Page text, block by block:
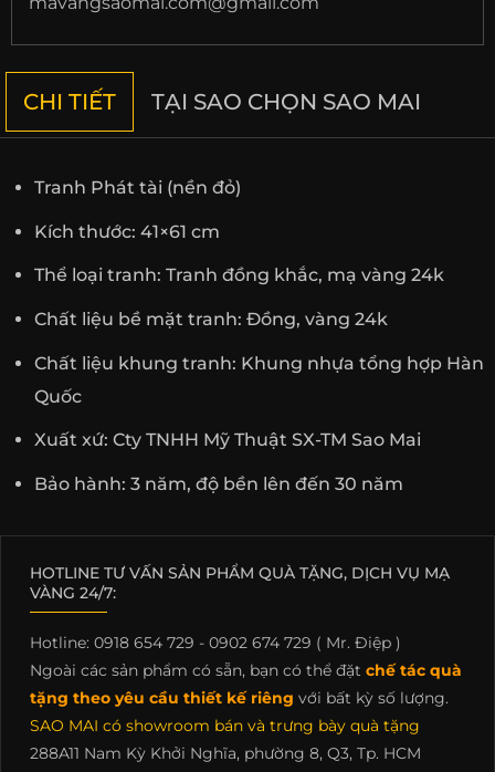
CHI TIẾT TẠI SAO CHỌN SAO MAI
Tranh Phát tài (nền đỏ)
Kích thước: 41×61 cm
Thể loại tranh: Tranh đồng khắc, mạ vàng 24k
Chất liệu bề mặt tranh: Đồng, vàng 24k
Chất liệu khung tranh: Khung nhựa tổng hợp Hàn
Quốc
Xuất xứ: Cty TNHH Mỹ Thuật SX-TM Sao Mai
Bảo hành: 3 năm, độ bền lên đến 30 năm
HOTLINE TƯ VẤN SẢN PHẨM QUÀ TẶNG, DỊCH VỤ MẠ
VÀNG 24/7:
Hotline: 0918 654 729 - 0902 674 729 ( Mr. Điệp )
Ngoài các sản phẩm có sẵn, bạn có thể đặt chế tác quà
tặng theo yêu cầu thiết kế riêng với bất kỳ số lượng.
SAO MAI có showroom bán và trưng bày quà tặng
288A11 Nam Kỳ Khởi Nghĩa, phường 8, Q3, Tp. HCM